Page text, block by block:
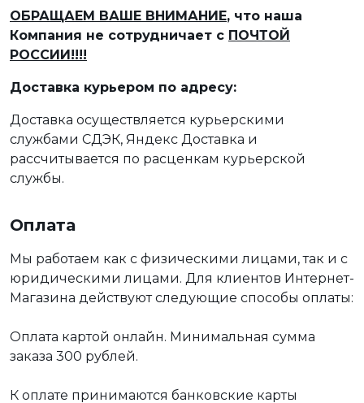
ОБРАЩАЕМ ВАШЕ ВНИМАНИЕ, что наша
Компания не сотрудничает с ПОЧТОЙ
РОССИИ!!!!
Доставка курьером по адресу:
Доставка осуществляется курьерскими
службами СДЭК, Яндекс Доставка и
рассчитывается по расценкам курьерской
службы.
Оплата
Мы работаем как с физическими лицами, так и с
юридическими лицами. Для клиентов Интернет-
Магазина действуют следующие способы оплаты:
Оплата картой онлайн. Минимальная сумма
заказа 300 рублей.
К оплате принимаются банковские карты